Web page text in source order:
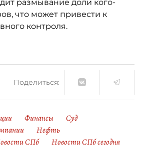
размывание доли кого-
что может привести к
контроля.
Поделиться:
Финансы
Суд
Нефть
СПб Новости СПб сегодня